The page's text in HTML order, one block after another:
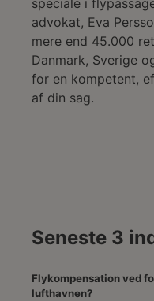
speciale i
advokat, Eva
mere end 45.000
Danmark, Sverige
for en kompetent,
af din sag.
Seneste 3
Flykompensation ved
lufthavnen?